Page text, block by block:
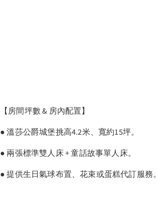
【房間坪數 & 房內配置】
● 溫莎公爵城堡挑高4.2米、寬約15坪。
● 兩張標準雙人床 + 童話故事單人床​。
● 提供生日氣球布置、花束或蛋糕代訂服務。